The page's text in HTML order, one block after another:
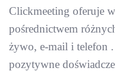
Clickmeeting oferuje
pośrednictwem
żywo, e-mail i telefon
pozytywne